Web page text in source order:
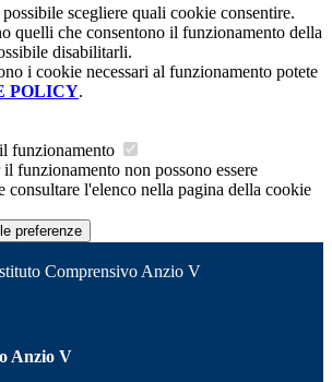
scegliere quali cookie consentire.
quelli che consentono il funzionamento della
disabilitarli.
i cookie necessari al funzionamento potete
POLICY.
funzionamento
funzionamento non possono essere
consultare l'elenco nella pagina della cookie
preferenze
Comprensivo Anzio V
Anzio V